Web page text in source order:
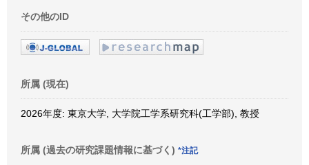
その他のID
所属 (現在)
2026年度: 東京大学, 大学院工学系研究科(工学部), 教授
所属 (過去の研究課題情報に基づく) *注記